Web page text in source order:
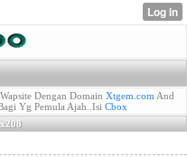
Dengan Domain Xtgem.com And
Yg Pemula Ajah..Isi Cbox